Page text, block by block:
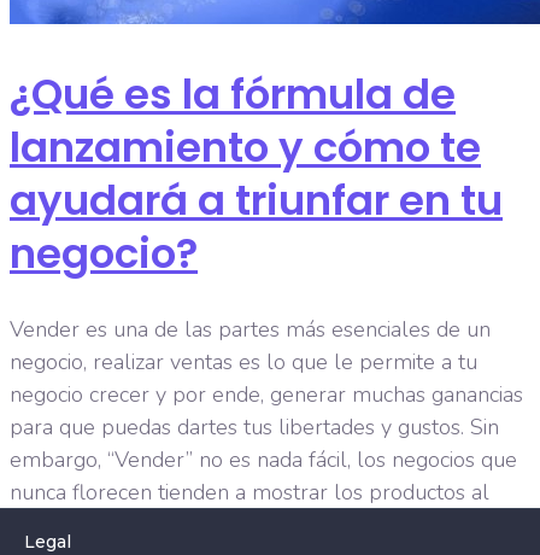
¿Qué es la fórmula de
lanzamiento y cómo te
ayudará a triunfar en tu
negocio?
Vender es una de las partes más esenciales de un
negocio, realizar ventas es lo que le permite a tu
negocio crecer y por ende, generar muchas ganancias
para que puedas dartes tus libertades y gustos. Sin
embargo, “Vender” no es nada fácil, los negocios que
nunca florecen tienden a mostrar los productos al
Legal